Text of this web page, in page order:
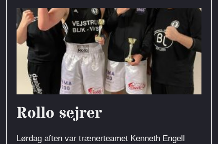
Rollo sejrer
Lørdag aften var trænerteamet Kenneth Engell